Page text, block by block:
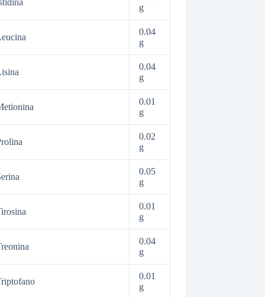
g
0.04
g
0.04
g
0.01
g
0.02
g
0.05
g
0.01
g
0.04
g
0.01
g